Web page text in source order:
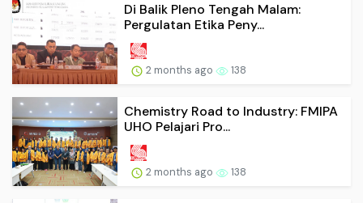
Di Balik Pleno Tengah Malam:
Pergulatan Etika Peny...
2 months ago 138
Chemistry Road to Industry: FMIPA
UHO Pelajari Pro...
2 months ago 138